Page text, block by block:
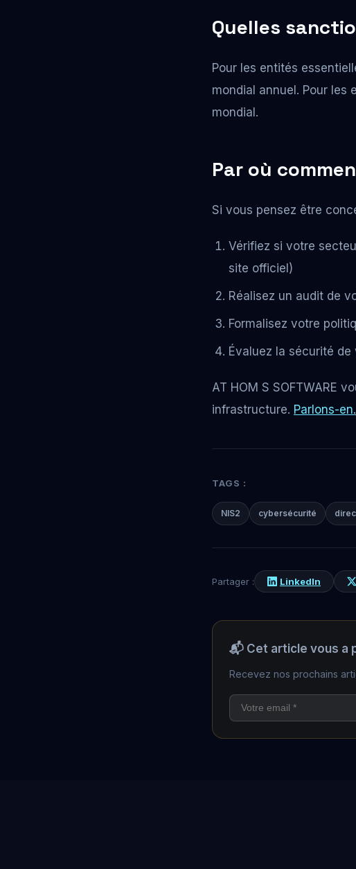
Quelles
Pour les entités
mondial annuel. Pour les
mondial.
Par où
Si vous pensez être
Vérifiez si votre
site officiel)
Réalisez un audit de
Formalisez votre
Évaluez la sécurité
AT HOM S SOFTWARE
infrastructure. Parlons-en.
TAGS :
NIS2 cybersécurité
Partager : LinkedIn
📬 Cet article vous a
Recevez nos prochains